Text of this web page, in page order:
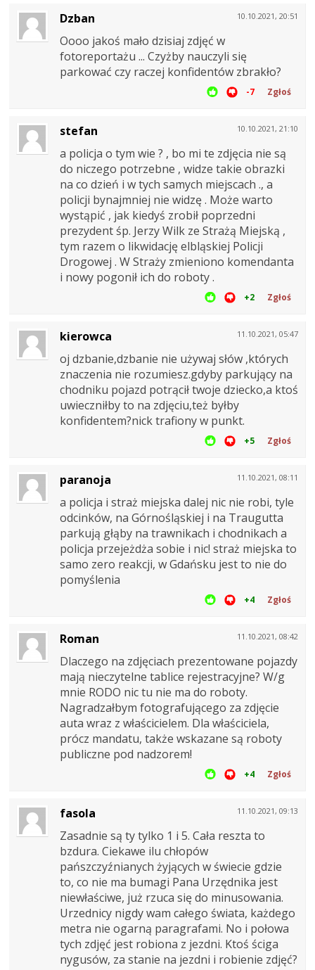
10.10.2021, 20:51
Dzban
Oooo jakoś mało dzisiaj zdjęć w
fotoreportażu ... Czyżby nauczyli się
parkować czy raczej konfidentów zbrakło?
-7 Zgłoś
10.10.2021, 21:10
stefan
a policja o tym wie ? , bo mi te zdjęcia nie są
do niczego potrzebne , widze takie obrazki
na co dzień i w tych samych miejscach ., a
policji bynajmniej nie widzę . Może warto
wystąpić , jak kiedyś zrobił poprzedni
prezydent śp. Jerzy Wilk ze Strażą Miejską ,
tym razem o likwidację elbląskiej Policji
Drogowej . W Straży zmieniono komendanta
i nowy pogonił ich do roboty .
+2 Zgłoś
11.10.2021, 05:47
kierowca
oj dzbanie,dzbanie nie używaj słów ,których
znaczenia nie rozumiesz.gdyby parkujący na
chodniku pojazd potrącił twoje dziecko,a ktoś
uwieczniłby to na zdjęciu,też byłby
konfidentem?nick trafiony w punkt.
+5 Zgłoś
11.10.2021, 08:11
paranoja
a policja i straż miejska dalej nic nie robi, tyle
odcinków, na Górnośląskiej i na Traugutta
parkują głąby na trawnikach i chodnikach a
policja przejeżdża sobie i nic! straż miejska to
samo zero reakcji, w Gdańsku jest to nie do
pomyślenia
+4 Zgłoś
11.10.2021, 08:42
Roman
Dlaczego na zdjęciach prezentowane pojazdy
mają nieczytelne tablice rejestracyjne? W/g
mnie RODO nic tu nie ma do roboty.
Nagradzałbym fotografującego za zdjęcie
auta wraz z właścicielem. Dla właściciela,
prócz mandatu, także wskazane są roboty
publiczne pod nadzorem!
+4 Zgłoś
11.10.2021, 09:13
fasola
Zasadnie są ty tylko 1 i 5. Cała reszta to
bzdura. Ciekawe ilu chłopów
pańszczyźnianych żyjących w świecie gdzie
to, co nie ma bumagi Pana Urzędnika jest
niewłaściwe, już rzuca się do minusowania.
Urzednicy nigdy wam całego świata, każdego
metra nie ogarną paragrafami. No i połowa
tych zdjęć jest robiona z jezdni. Ktoś ściga
nygusów, za stanie na jezdni i robienie zdjęć?